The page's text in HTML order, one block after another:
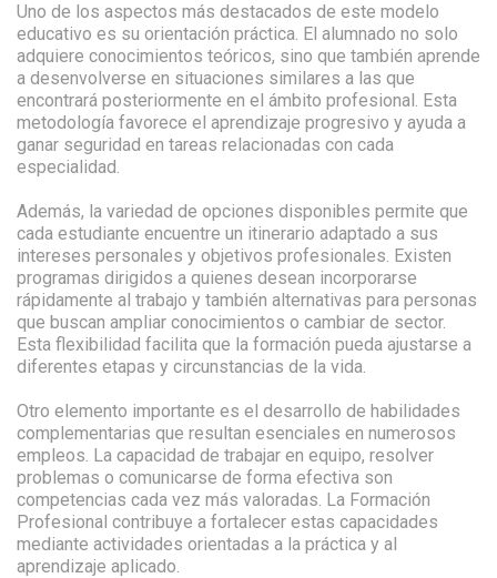
Uno de los aspectos más destacados de este modelo
educativo es su orientación práctica. El alumnado no solo
adquiere conocimientos teóricos, sino que también aprende
a desenvolverse en situaciones similares a las que
encontrará posteriormente en el ámbito profesional. Esta
metodología favorece el aprendizaje progresivo y ayuda a
ganar seguridad en tareas relacionadas con cada
especialidad.
Además, la variedad de opciones disponibles permite que
cada estudiante encuentre un itinerario adaptado a sus
intereses personales y objetivos profesionales. Existen
programas dirigidos a quienes desean incorporarse
rápidamente al trabajo y también alternativas para personas
que buscan ampliar conocimientos o cambiar de sector.
Esta flexibilidad facilita que la formación pueda ajustarse a
diferentes etapas y circunstancias de la vida.
Otro elemento importante es el desarrollo de habilidades
complementarias que resultan esenciales en numerosos
empleos. La capacidad de trabajar en equipo, resolver
problemas o comunicarse de forma efectiva son
competencias cada vez más valoradas. La Formación
Profesional contribuye a fortalecer estas capacidades
mediante actividades orientadas a la práctica y al
aprendizaje aplicado.